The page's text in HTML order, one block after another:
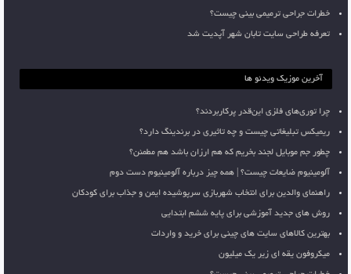
خطرات جراحی ترمیمی بینی چیست؟
تعرفه طراحی سایت تابان شهر آپدیت شد
آخرین موزیک ویدئو ها
چرا توری‌های فلزی این‌قدر پرکاربردند؟
ریمیکس تبلیغاتی چیست و چه تاثیری در برندینگ دارد؟
چطور جم موبایل لجند بخریم که هم ارزان باشد هم مطمئن؟
آلومینیوم ضایعات چیست؟ | همه چیز درباره آلومینیوم دست دوم
راهنمای والدین برای انتخاب شهربازی سرپوشیده ایمن و جذاب برای کودکان
روش های جدید آموزشی برای پایه ششم ابتدایی
بهترین کالاهای سایت های چینی برای خرید و واردات
میکروفون یقه ای زیر یک میلیون